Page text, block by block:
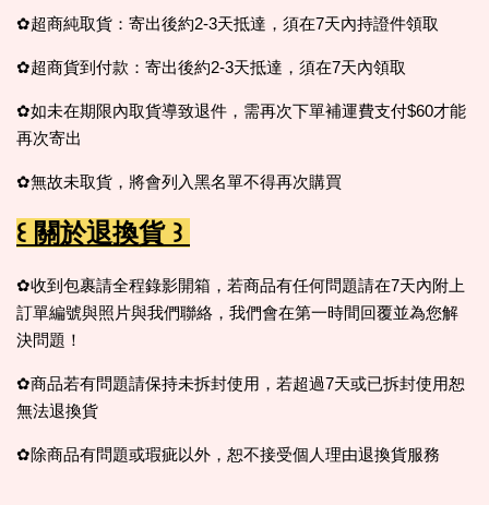
✿超商純取貨：寄出後約2-3天抵達，須在7天內持證件領取
✿超商貨到付款：寄出後約2-3天抵達，須在7天內領取
✿如未在期限內取貨導致退件，需再次下單補運費支付$60才能
再次寄出
✿無故未取貨， 將會列入黑名單不得再次購買
꒰ 關於退換貨 ꒱
✿收到包裹請全程錄影開箱，若商品有任何問題請在7天內附上
訂單編號與照片與我們聯絡，我們會在第一時間回覆並為您解
決問題！
✿商品若有問題請保持未拆封使用，若超過7天或已拆封使用恕
無法退換貨
✿除商品有問題或瑕疵以外，恕不接受個人理由退換貨服務